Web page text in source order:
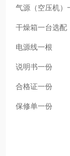
气源（空压机）
干燥箱一台选配
电源线一根
说明书一份
合格证一份
保修单一份